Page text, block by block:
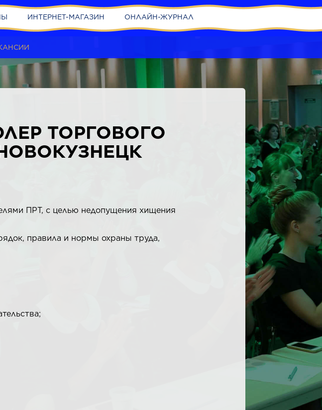
ИНТЕРНЕТ-МАГАЗИН ОНЛАЙН-ЖУРНАЛ
ТОРГОВОГО
ПРТ, с целью недопущения хищения
правила и нормы охраны труда,